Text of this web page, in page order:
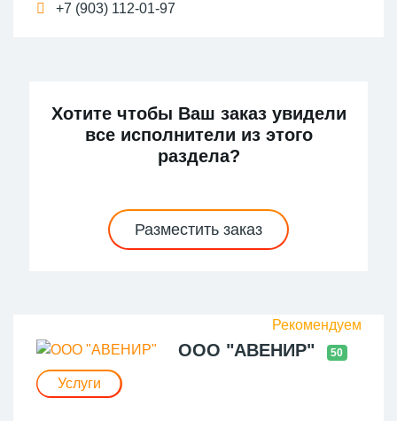
(конденсаторная, контактная, аргонодуговая,
+7 (903) 112-01-97
Хотите чтобы Ваш заказ увидели
все исполнители из этого
раздела?
Разместить заказ
ООО "АВЕНИР" 50
Услуги